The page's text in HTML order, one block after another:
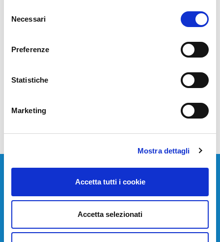
delNecessari
Preferenze
Statistiche
Marketing
Mostra dettagli
Accetta tutti i cookie
Accetta selezionati
Condividi :
>>
Devi installare o aggiornare i tuoi sistemi di
telecomunicazione?
Contattaci per avere una consulenza gratuita.